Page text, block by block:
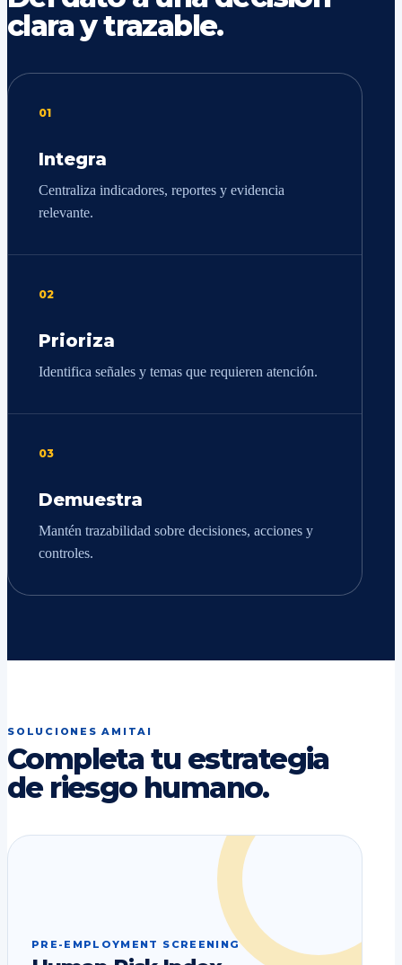
clara y trazable.
01
Integra
Centraliza indicadores, reportes y evidencia
relevante.
02
Prioriza
Identifica señales y temas que requieren atención.
03
Demuestra
Mantén trazabilidad sobre decisiones, acciones y
controles.
SOLUCIONES AMITAI
Completa tu estrategia
de riesgo humano.
PRE-EMPLOYMENT SCREENING